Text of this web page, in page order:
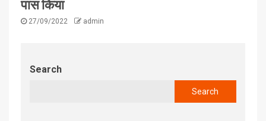
पास किया
27/09/2022 admin
Search
Search